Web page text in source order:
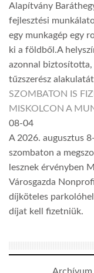
Alapítvány
fejlesztési
egy munkagép egy
ki a földből.A
azonnal
tűzszerész
SZOMBATON IS
MISKOLCON A
08-04
A 2026. augusztus
szombaton a
lesznek érvényben
Városgazda
díjköteles
díjat kell fizetniük.
Archívum